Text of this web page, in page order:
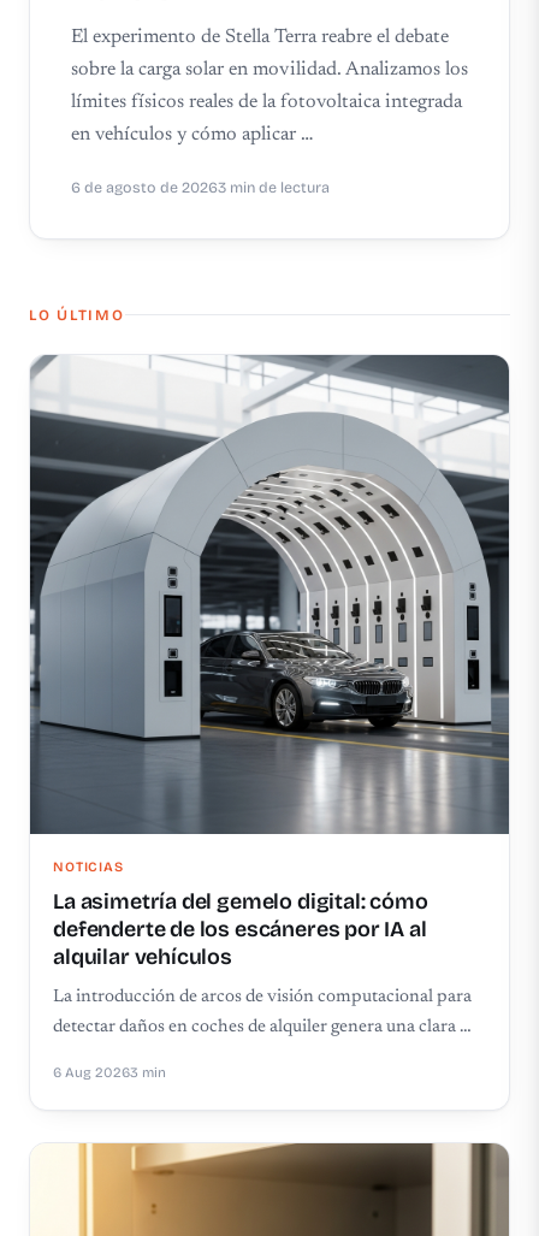
El experimento de Stella Terra reabre el debate
sobre la carga solar en movilidad. Analizamos los
límites físicos reales de la fotovoltaica integrada
en vehículos y cómo aplicar …
6 de agosto de 20263 min de lectura
LO ÚLTIMO
NOTICIAS
La asimetría del gemelo digital: cómo
defenderte de los escáneres por IA al
alquilar vehículos
La introducción de arcos de visión computacional para
detectar daños en coches de alquiler genera una clara …
6 Aug 20263 min